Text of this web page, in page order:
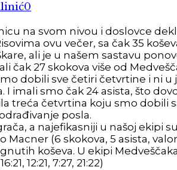
0
na svom nivou i doslovce
ovu večer, sa čak 35
ali je u našem sastavu
čak 27 skokova više od
dobili sve četiri četvrtine i ni
I imali smo čak 24 asista, što
treća četvrtina koju smo dobili
posla.
a najefikasniji u našoj ekipi
(6 skokova, 5 asista,
koševa. U ekipi
12:21, 7:27, 21:22)